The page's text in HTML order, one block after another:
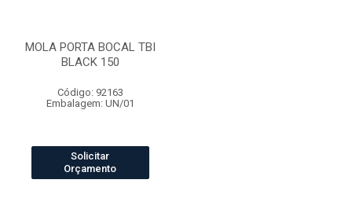
MOLA PORTA BOCAL TBI
BLACK 150
Código: 92163
Embalagem: UN/01
Solicitar
Orçamento